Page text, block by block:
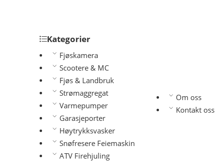
Kategorier
Fjøskamera
Scootere & MC
Fjøs & Landbruk
Strømaggregat
Varmepumper
Garasjeporter
Høytrykksvasker
Snøfresere Feiemaskin
ATV Firehjuling
Om oss
Kontakt oss